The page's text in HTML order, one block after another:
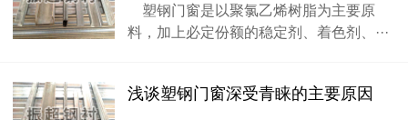
塑钢门窗是以聚氯乙烯树脂为主要原
料，加上必定份额的稳定剂、着色剂、···
浅谈塑钢门窗深受青睐的主要原因